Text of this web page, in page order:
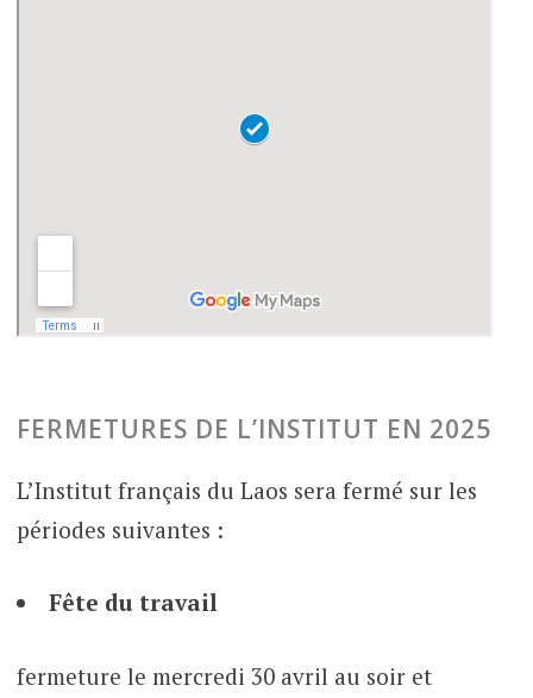
FERMETURES DE L’INSTITUT EN 2025
L’Institut français du Laos sera fermé sur les
périodes suivantes :
Fête du travail
fermeture le mercredi 30 avril au soir et